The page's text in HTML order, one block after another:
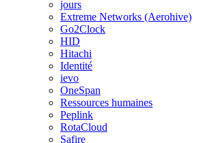
jours
Extreme Networks (Aerohive)
Go2Clock
HID
Hitachi
Identité
ievo
OneSpan
Ressources humaines
Peplink
RotaCloud
Safire